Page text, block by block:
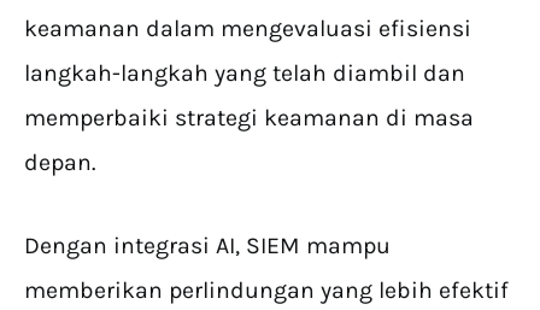
keamanan dalam mengevaluasi efisiensi
langkah-langkah yang telah diambil dan
memperbaiki strategi keamanan di masa
depan.
Dengan integrasi AI, SIEM mampu
memberikan perlindungan yang lebih efektif